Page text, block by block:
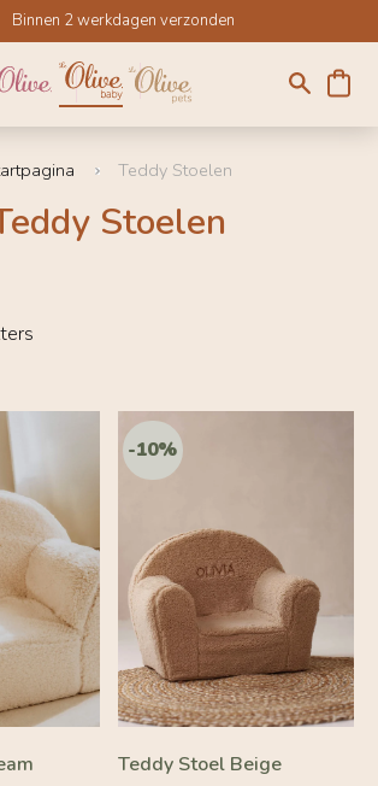
Binnen 2 werkdagen verzonden
Teddy Stoelen
Stoelen
-10%
Teddy Stoel Beige